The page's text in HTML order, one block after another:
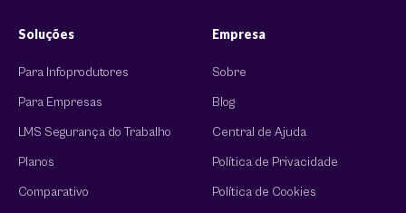
Soluções
Para Infoprodutores
Para Empresas
LMS Segurança do Trabalho
Planos
Comparativo
Empresa
Sobre
Blog
Central de Ajuda
Política de Privacidade
Política de Cookies